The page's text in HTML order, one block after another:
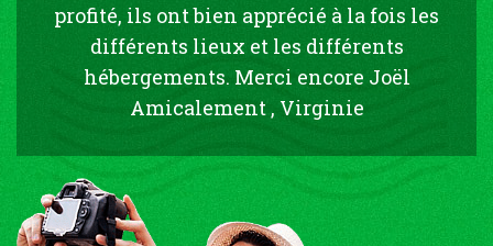
profité, ils ont bien apprécié à la fois les
différents lieux et les différents
hébergements. Merci encore Joël
Amicalement , Virginie